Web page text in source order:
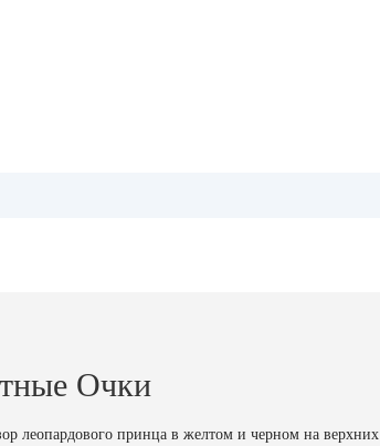
Очки
леопардового принца в желтом и черном на верхних